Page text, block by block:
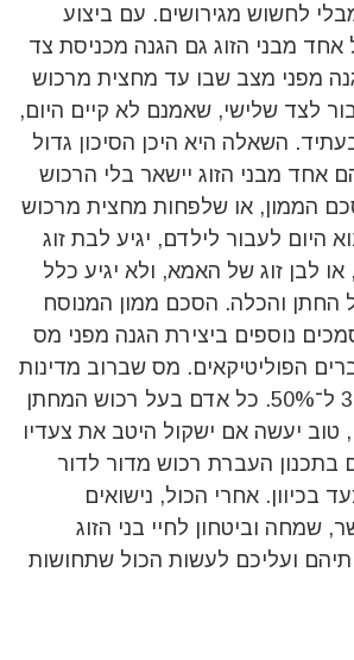
לחשוש מגירושים. עם ביצוע
מבני הזוג גם הגנה מכניסת צד
מפני מצב שבו עד מחצית מרכוש
לצד שלישי, שאמנם לא קיים היום,
השאלה היא היכן הסיכון גדול
אחד מבני הזוג יישאר בלי הרכוש
הממון, או שלפחות מחצית מרכוש
היום לעבור לילדם, יגיע לבת זוג
לבן זוג של האמא, ולא יגיע כלל
והכלה. הסכם ממון המנוסח
נוספים ביצירת הגנה מפני מס
הפוליטיקאים. מס שברוב מדינות
המערב נע בין 30% ל־50%. כל אדם בעל רכוש המחתן
טוב יעשה אם ישקול היטב את צעדיו
בתכנון העברת רכוש מדור לדור
בכיוון. אחרי הכול, נישואים
שמחה וביטחון לחיי בני הזוג
ועליכם לעשות הכול שתחושות